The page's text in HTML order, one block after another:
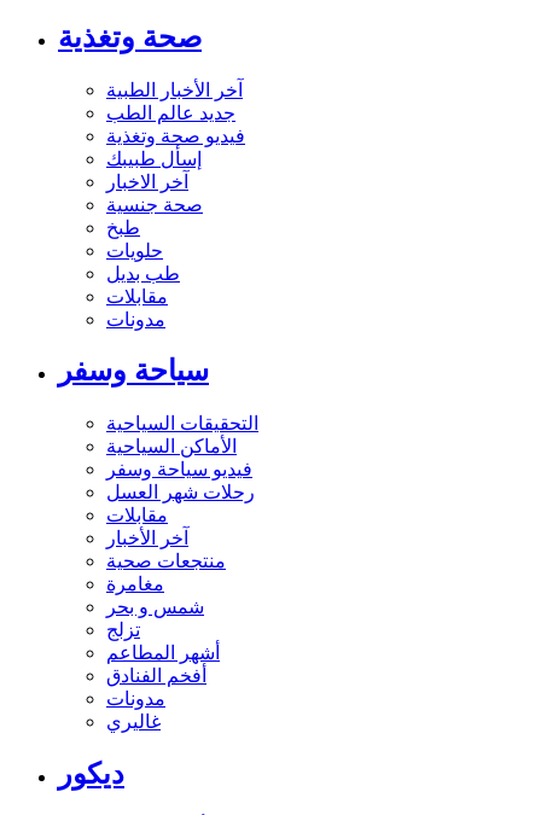
صحة وتغذية
آخر الأخبار الطبية
جديد عالم الطب
فيديو صحة وتغذية
إسأل طبيبك
آخر الاخبار
صحة جنسية
طبخ
حلويات
طب بديل
مقابلات
مدونات
سياحة وسفر
التحقيقات السياحية
الأماكن السياحية
فيديو سياحة وسفر
رحلات شهر العسل
مقابلات
آخر الأخبار
منتجعات صحية
مغامرة
شمس و بحر
تزلج
أشهر المطاعم
أفخم الفنادق
مدونات
غاليري
ديكور